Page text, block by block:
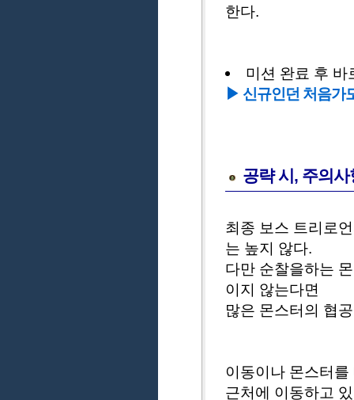
한다.
미션 완료 후 바
▶ 신규인던 처음가
공략 시, 주의사
최종 보스 트리로
는 높지 않다.
다만 순찰을하는
이지 않는다면
많은 몬스터의 협
이동이나 몬스터
근처에 이동하고